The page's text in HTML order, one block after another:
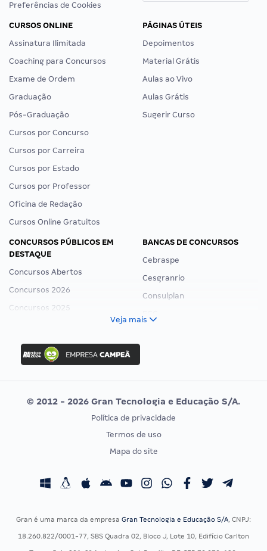
Preferências de Cookies
CURSOS ONLINE
Assinatura Ilimitada
Coaching para Concursos
Exame de Ordem
Graduação
Pós-Graduação
Cursos por Concurso
Cursos por Carreira
Cursos por Estado
Cursos por Professor
Oficina de Redação
Cursos Online Gratuitos
PÁGINAS ÚTEIS
Depoimentos
Material Grátis
Aulas ao Vivo
Aulas Grátis
Sugerir Curso
CONCURSOS PÚBLICOS EM
DESTAQUE
Concursos Abertos
Concursos 2026
Concursos 2025
Concurso Ibama
Concurso MPU
Editais publicados
BANCAS DE CONCURSOS
Cebraspe
Cesgranrio
Consulplan
Vunesp
CONCURSOS POR PROFISSÃO
Concursos Fiscais
Concursos Saúde
EXAME DE ORDEM
Calendário OAB
Veja mais
© 2012 - 2026 Gran Tecnologia e Educação S/A.
Política de privacidade
Termos de uso
Mapa do site
Gran é uma marca da empresa Gran Tecnologia e Educação S/A, CNPJ:
18.260.822/0001-77, SBS Quadra 02, Bloco J, Lote 10, Edifício Carlton